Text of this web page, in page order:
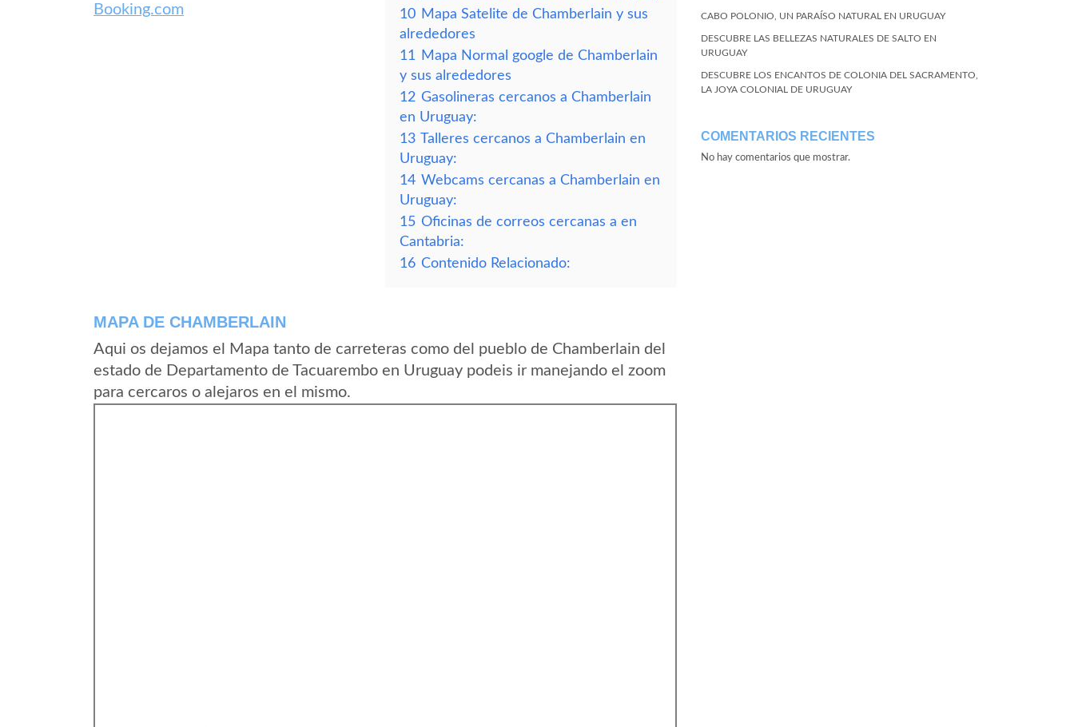
Booking.com
10 Mapa Satelite de Chamberlain y sus
alrededores
11
Mapa Normal google de Chamberlain
y sus alrededores
12 Gasolineras cercanos a Chamberlain
en Uruguay:
13 Talleres cercanos a Chamberlain en
Uruguay:
14 Webcams cercanas a Chamberlain en
Uruguay:
15 Oficinas de correos cercanas a en
Cantabria:
16 Contenido Relacionado:
MAPA DE CHAMBERLAIN
Aqui os dejamos el Mapa tanto de carreteras como del pueblo de Chamberlain del
estado de Departamento de Tacuarembo en Uruguay podeis ir manejando el zoom
para cercaros o alejaros en el mismo.
CABO POLONIO, UN PARAÍSO NATURAL EN URUGUAY
DESCUBRE LAS BELLEZAS NATURALES DE SALTO EN
URUGUAY
DESCUBRE LOS ENCANTOS DE COLONIA DEL SACRAMENTO,
LA JOYA COLONIAL DE URUGUAY
COMENTARIOS RECIENTES
No hay comentarios que mostrar.